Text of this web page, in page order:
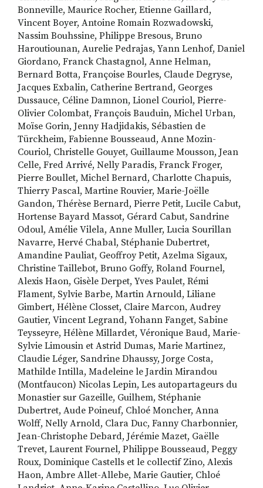
Bonneville, Maurice Rocher, Etienne Gaillard,
Vincent Boyer, Antoine Romain Rozwadowski,
Nassim Bouhssine, Philippe Bresous, Bruno
Haroutiounan, Aurelie Pedrajas, Yann Lenhof, Daniel
Giordano, Franck Chastagnol, Anne Helman,
Bernard Botta, Françoise Bourles, Claude Degryse,
Jacques Exbalin, Catherine Bertrand, Georges
Dussauce, Céline Damnon, Lionel Couriol, Pierre-
Olivier Colombat, François Bauduin, Michel Urban,
Moïse Gorin, Jenny Hadjidakis, Sébastien de
Türckheim, Fabienne Bousseaud, Anne Mozin-
Couriol, Christelle Gouyet, Guillaume Mousson, Jean
Celle, Fred Arrivé, Nelly Paradis, Franck Froger,
Pierre Boullet, Michel Bernard, Charlotte Chapuis,
Thierry Pascal, Martine Rouvier, Marie-Joëlle
Gandon, Thérèse Bernard, Pierre Petit, Lucile Cabut,
Hortense Bayard Massot, Gérard Cabut, Sandrine
Odoul, Amélie Vilela, Anne Muller, Lucia Sourillan
Navarre, Hervé Chabal, Stéphanie Dubertret,
Amandine Pauliat, Geoffroy Petit, Azelma Sigaux,
Christine Taillebot, Bruno Goffy, Roland Fournel,
Alexis Haon, Gisèle Derpet, Yves Paulet, Rémi
Flament, Sylvie Barbe, Martin Arnould, Liliane
Gimbert, Hélène Closset, Claire Marcon, Audrey
Gautier, Vincent Legrand, Yohann Fanget, Sabine
Teysseyre, Hélène Millardet, Véronique Baud, Marie-
Sylvie Limousin et Astrid Dumas, Marie Martinez,
Claudie Léger, Sandrine Dhaussy, Jorge Costa,
Mathilde Intilla, Madeleine le Jardin Mirandou
(Montfaucon) Nicolas Lepin, Les autopartageurs du
Monastier sur Gazeille, Guilhem, Stéphanie
Dubertret, Aude Poineuf, Chloé Moncher, Anna
Wolff, Nelly Arnold, Clara Duc, Fanny Charbonnier,
Jean-Christophe Debard, Jérémie Mazet, Gaëlle
Trevet, Laurent Fournel, Philippe Bousseaud, Peggy
Roux, Dominique Castells et le collectif Zino, Alexis
Haon, Ambre Allet-Allebe, Marie Gautier, Chloé